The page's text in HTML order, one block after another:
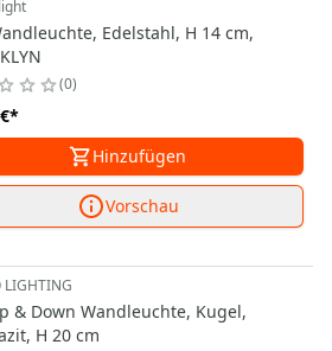
Edelstahl, H 14 cm,
0
*
Hinzufügen
Vorschau
LIGHTING
& Down Wandleuchte, Kugel,
H 20 cm